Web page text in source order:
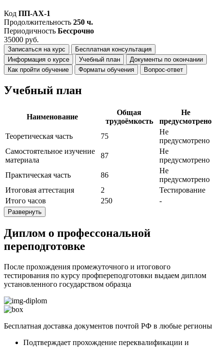
Код ПП-АХ-1
Продолжительность 250 ч.
Периодичность Бессрочно
35000 руб.
Записаться на курс
Бесплатная консультация
Информация о курсе
Учебный план
Документы по окончании
Как пройти обучение
Форматы обучения Вопрос-ответ
Учебный план
Наименование
Общая
трудоёмкость
Не
предусмотрено
Теоретическая часть
75
Не
предусмотрено
Самостоятельное изучение
материала
87
Не
предусмотрено
Практическая часть
86
Не
предусмотрено
Итоговая аттестация
2
Тестирование
Итого часов
250 -
Развернуть
Диплом о профессональной
переподготовке
После прохождения промежуточного и итогового
тестирования по курсу профпереподготовки выдаем диплом
установленного государством образца
Бесплатная доставка документов почтой РФ в любые регионы
Подтверждает прохождение переквалификации и